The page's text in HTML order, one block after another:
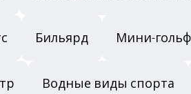
Бильярд Мини-гольф
Водные виды спорта